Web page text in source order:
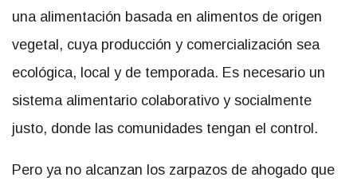
una alimentación basada en alimentos de origen
vegetal, cuya producción y comercialización sea
ecológica, local y de temporada. Es necesario un
sistema alimentario colaborativo y socialmente
justo, donde las comunidades tengan el control.
Pero ya no alcanzan los zarpazos de ahogado que